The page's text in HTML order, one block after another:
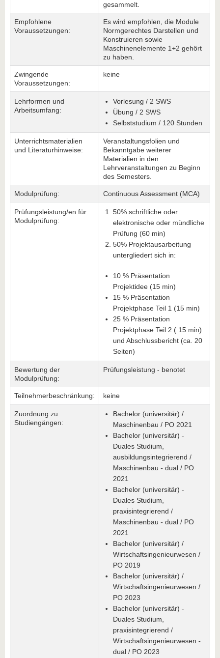
gesammelt.
Empfohlene
Voraussetzungen:
Es wird empfohlen, die Module
Normgerechtes Darstellen und
Konstruieren sowie
Maschinenelemente 1+2 gehört
zu haben.
Zwingende
Voraussetzungen:
keine
Lehrformen und
Arbeitsumfang:
Vorlesung / 2 SWS
Übung / 2 SWS
Selbststudium / 120 Stunden
Unterrichtsmaterialien
und Literaturhinweise:
Veranstaltungsfolien und
Bekanntgabe weiterer
Materialien in den
Lehrveranstaltungen zu Beginn
des Semesters.
Modulprüfung: Continuous Assessment (MCA)
Prüfungsleistung/en für
Modulprüfung:
50% schriftliche oder
elektronische oder mündliche
Prüfung (60 min)
50% Projektausarbeitung
untergliedert sich in:
10 % Präsentation
Projektidee (15 min)
15 % Präsentation
Projektphase Teil 1 (15 min)
25 % Präsentation
Projektphase Teil 2 ( 15 min)
und Abschlussbericht (ca. 20
Seiten)
Bewertung der
Modulprüfung:
Prüfungsleistung - benotet
Teilnehmerbeschränkung: keine
Zuordnung zu
Studiengängen:
Bachelor (universitär) /
Maschinenbau / PO 2021
Bachelor (universitär) -
Duales Studium,
ausbildungsintegrierend /
Maschinenbau - dual / PO
2021
Bachelor (universitär) -
Duales Studium,
praxisintegrierend /
Maschinenbau - dual / PO
2021
Bachelor (universitär) /
Wirtschaftsingenieurwesen /
PO 2019
Bachelor (universitär) /
Wirtschaftsingenieurwesen /
PO 2023
Bachelor (universitär) -
Duales Studium,
praxisintegrierend /
Wirtschaftsingenieurwesen -
dual / PO 2023